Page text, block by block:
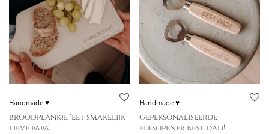
Handmade ♥
broodplankje ‘eet smakelijk
lieve papa’
Handmade ♥
gepersonaliseerde
flesopener best dad!